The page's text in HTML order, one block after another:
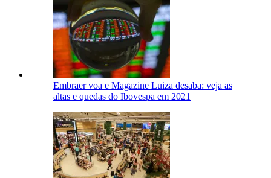
Embraer voa e Magazine Luiza desaba: veja as
altas e quedas do Ibovespa em 2021